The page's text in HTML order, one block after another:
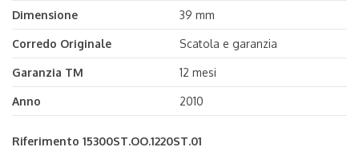
Dimensione 39 mm
Corredo Originale Scatola e garanzia
Garanzia TM 12 mesi
Anno 2010
Riferimento 15300ST.OO.1220ST.01